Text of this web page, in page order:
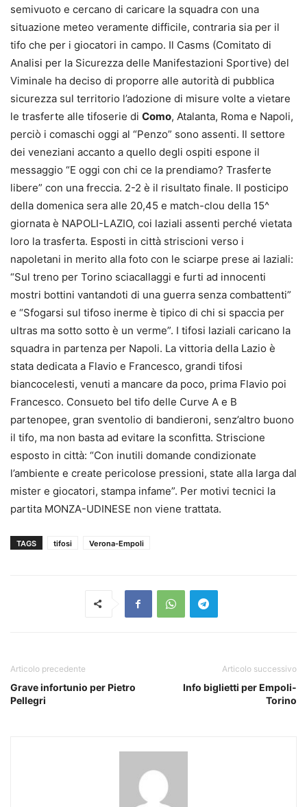
semivuoto e cercano di caricare la squadra con una
situazione meteo veramente difficile, contraria sia per il
tifo che per i giocatori in campo. Il Casms (Comitato di
Analisi per la Sicurezza delle Manifestazioni Sportive) del
Viminale ha deciso di proporre alle autorità di pubblica
sicurezza sul territorio l’adozione di misure volte a vietare
le trasferte alle tifoserie di Como, Atalanta, Roma e Napoli,
perciò i comaschi oggi al “Penzo” sono assenti. Il settore
dei veneziani accanto a quello degli ospiti espone il
messaggio “E oggi con chi ce la prendiamo? Trasferte
libere” con una freccia. 2-2 è il risultato finale. Il posticipo
della domenica sera alle 20,45 e match-clou della 15^
giornata è NAPOLI-LAZIO, coi laziali assenti perché vietata
loro la trasferta. Esposti in città striscioni verso i
napoletani in merito alla foto con le sciarpe prese ai laziali:
“Sul treno per Torino sciacallaggi e furti ad innocenti
mostri bottini vantandoti di una guerra senza combattenti”
e “Sfogarsi sul tifoso inerme è tipico di chi si spaccia per
ultras ma sotto sotto è un verme”. I tifosi laziali caricano la
squadra in partenza per Napoli. La vittoria della Lazio è
stata dedicata a Flavio e Francesco, grandi tifosi
biancocelesti, venuti a mancare da poco, prima Flavio poi
Francesco. Consueto bel tifo delle Curve A e B
partenopee, gran sventolio di bandieroni, senz’altro buono
il tifo, ma non basta ad evitare la sconfitta. Striscione
esposto in città: “Con inutili domande condizionate
l’ambiente e create pericolose pressioni, state alla larga dal
mister e giocatori, stampa infame”. Per motivi tecnici la
partita MONZA-UDINESE non viene trattata.
TAGS tifosi Verona-Empoli
Articolo precedente
Grave infortunio per Pietro
Pellegri
Articolo successivo
Info biglietti per Empoli-
Torino